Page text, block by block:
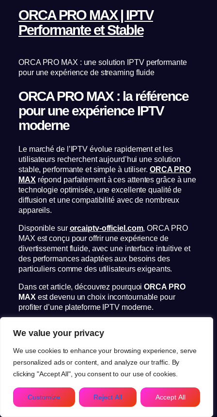
We value your privacy
We use cookies to enhance your browsing experience, serve
personalized ads or content, and analyze our traffic. By
clicking "Accept All", you consent to our use of cookies.
Customize Reject All Accept All
ORCA PRO MAX | IPTV
Performante et Stable
ORCA PRO MAX : une solution IPTV performante
pour une expérience de streaming fluide
ORCA PRO MAX : la référence
pour une expérience IPTV
moderne
Le marché de l’IPTV évolue rapidement et les
utilisateurs recherchent aujourd’hui une solution
stable, performante et simple à utiliser. ORCA PRO
MAX répond parfaitement à ces attentes grâce à une
technologie optimisée, une excellente qualité de
diffusion et une compatibilité avec de nombreux
appareils.
Disponible sur orcaiptv-officiel.com, ORCA PRO
MAX est conçu pour offrir une expérience de
divertissement fluide, avec une interface intuitive et
des performances adaptées aux besoins des
particuliers comme des utilisateurs exigeants.
Dans cet article, découvrez pourquoiORCA PRO
MAX est devenu un choix incontournable pour
profiter d’une plateforme IPTV moderne.
Pourquoi choisir ORCA PRO
MAX ?
ORCA PRO MAX
réside
dans sa combinaison entre simplicité, rapidité et
stabilité.
Contrairement à de nombreuses solutions du
FR